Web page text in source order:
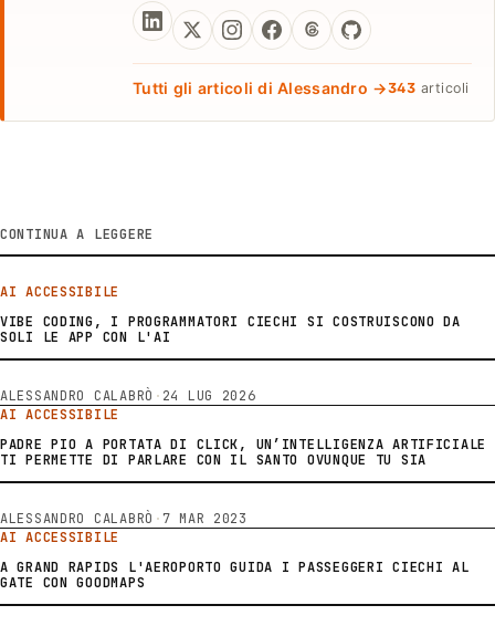
Tutti gli articoli di Alessandro →343 articoli
CONTINUA A LEGGERE
AI ACCESSIBILE
VIBE CODING, I PROGRAMMATORI CIECHI SI COSTRUISCONO DA
SOLI LE APP CON L'AI
ALESSANDRO CALABRÒ · 24 LUG 2026
AI ACCESSIBILE
PADRE PIO A PORTATA DI CLICK, UN’INTELLIGENZA ARTIFICIALE
TI PERMETTE DI PARLARE CON IL SANTO OVUNQUE TU SIA
ALESSANDRO CALABRÒ · 7 MAR 2023
AI ACCESSIBILE
A GRAND RAPIDS L'AEROPORTO GUIDA I PASSEGGERI CIECHI AL
GATE CON GOODMAPS